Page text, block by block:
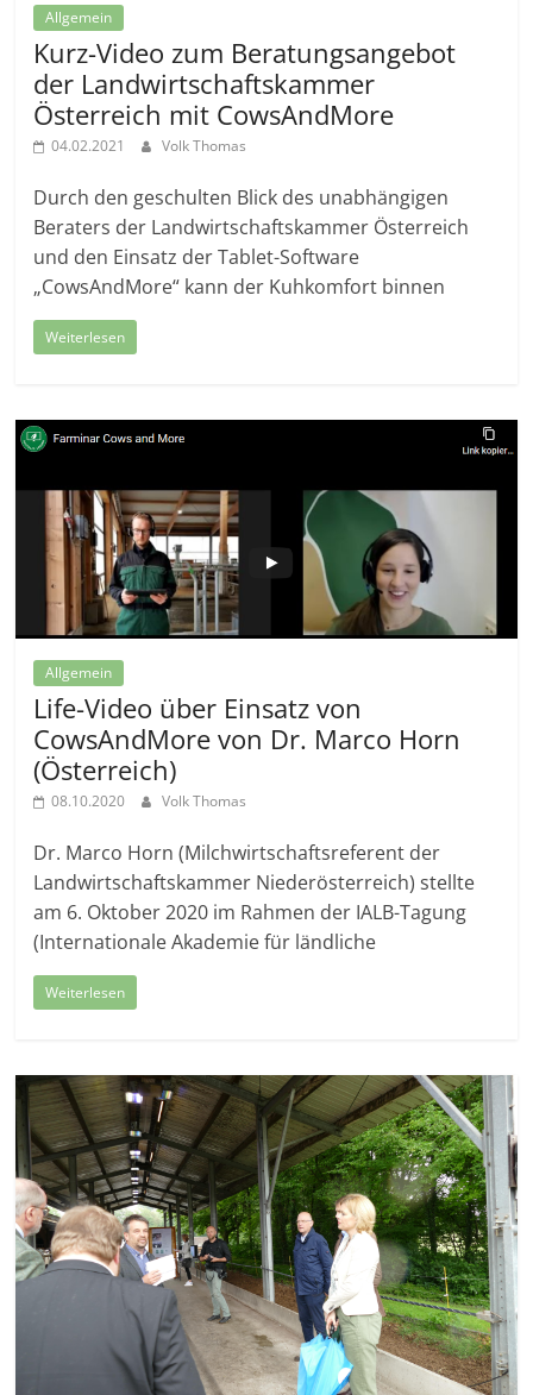
Allgemein
Kurz-Video zum Beratungsangebot
der Landwirtschaftskammer
Österreich mit CowsAndMore
04.02.2021 Volk Thomas
Durch den geschulten Blick des unabhängigen
Beraters der Landwirtschaftskammer Österreich
und den Einsatz der Tablet-Software
„CowsAndMore“ kann der Kuhkomfort binnen
Weiterlesen
Allgemein
Life-Video über Einsatz von
CowsAndMore von Dr. Marco Horn
(Österreich)
08.10.2020 Volk Thomas
Dr. Marco Horn (Milchwirtschaftsreferent der
Landwirtschaftskammer Niederösterreich) stellte
am 6. Oktober 2020 im Rahmen der IALB-Tagung
(Internationale Akademie für ländliche
Weiterlesen